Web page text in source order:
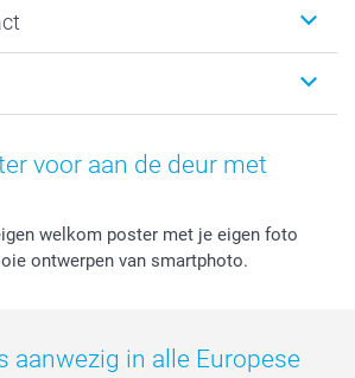
voor aan de deur met
welkom poster met je eigen foto
ontwerpen van smartphoto.
aanwezig in alle Europese